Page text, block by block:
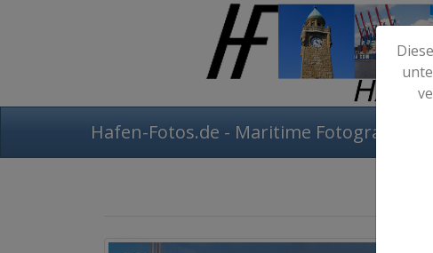
Hafen-Fotos.de - Maritime Fotografie